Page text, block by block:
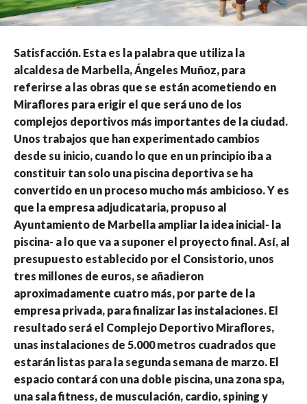
Satisfacción. Esta es la palabra que utiliza la
alcaldesa de Marbella, Ángeles Muñoz, para
referirse a las obras que se están acometiendo en
Miraflores para erigir el que será uno de los
complejos deportivos más importantes de la ciudad.
Unos trabajos que han experimentado cambios
desde su inicio, cuando lo que en un principio iba a
constituir tan solo una piscina deportiva se ha
convertido en un proceso mucho más ambicioso. Y es
que la empresa adjudicataria, propuso al
Ayuntamiento de Marbella ampliar la idea inicial- la
piscina- a lo que va a suponer el proyecto final. Así, al
presupuesto establecido por el Consistorio, unos
tres millones de euros, se añadieron
aproximadamente cuatro más, por parte de la
empresa privada, para finalizar las instalaciones. El
resultado será el Complejo Deportivo Miraflores,
unas instalaciones de 5.000 metros cuadrados que
estarán listas para la segunda semana de marzo. El
espacio contará con una doble piscina, una zona spa,
una sala fitness, de musculación, cardio, spining y